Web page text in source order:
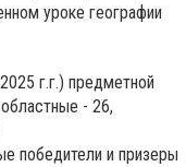
уроке географии
г.г.) предметной
- 26,
победители и призеры